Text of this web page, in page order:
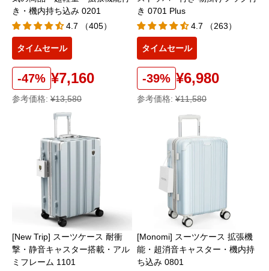
き・機内持ち込み 0201
4.7 （405）
タイムセール
-47% ¥7,160
参考価格: ¥13,580
き 0701 Plus
4.7 （263）
タイムセール
-39% ¥6,980
参考価格: ¥11,580
[New Trip] スーツケース 耐衝
撃・静音キャスター搭載・アル
ミフレーム 1101
[Monomi] スーツケース 拡張機
能・超消音キャスター・機内持
ち込み 0801